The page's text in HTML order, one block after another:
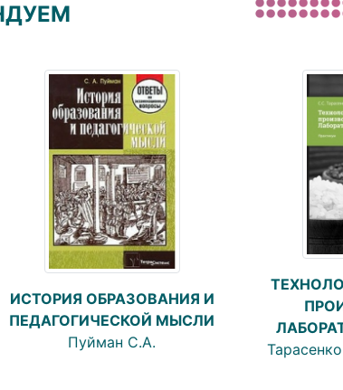
ИСТОРИЯ ОБРАЗОВАНИЯ И
ПЕДАГОГИЧЕСКОЙ МЫСЛИ
Пуйман С.А.